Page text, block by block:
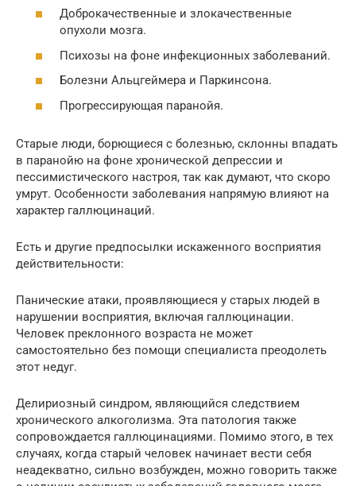
Доброкачественные и злокачественные
опухоли мозга.
Психозы на фоне инфекционных заболеваний.
Болезни Альцгеймера и Паркинсона.
Прогрессирующая паранойя.
Старые люди, борющиеся с болезнью, склонны впадать
в паранойю на фоне хронической депрессии и
пессимистического настроя, так как думают, что скоро
умрут. Особенности заболевания напрямую влияют на
характер галлюцинаций.
Есть и другие предпосылки искаженного восприятия
действительности:
Панические атаки, проявляющиеся у старых людей в
нарушении восприятия, включая галлюцинации.
Человек преклонного возраста не может
самостоятельно без помощи специалиста преодолеть
этот недуг.
Делириозный синдром, являющийся следствием
хронического алкоголизма. Эта патология также
сопровождается галлюцинациями. Помимо этого, в тех
случаях, когда старый человек начинает вести себя
неадекватно, сильно возбужден, можно говорить также